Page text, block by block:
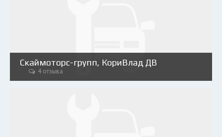
Скаймоторс-групп, КориВлад ДВ
4 отзыва